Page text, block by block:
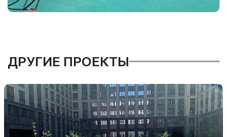
ДРУГИЕ ПРОЕКТЫ